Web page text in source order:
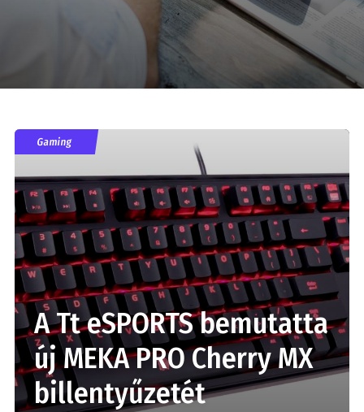
Gaming
A Tt eSPORTS bemutatta
új MEKA PRO Cherry MX
billentyűzetét